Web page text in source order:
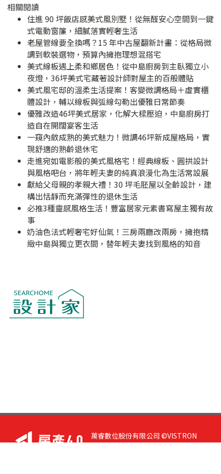
相關閱讀
住進 90 坪飯店感美式風別墅！從無醛安心空間到一鍵
式電動窗簾，細膩落實輕奢生活
老屋管線要全換嗎？15 年中古屋翻新計畫：從格局微
調到軟裝選物，預算內擁抱理想混搭宅
美式線板遇上柔和鄉居色！從中島廚房到主臥獨立小
夜燈，36坪美式宅藏著設計師對屋主的百般體貼
美式風宅邸的溫柔生活提案！客變微調格局＋虛實櫃
體設計，輔以線板與弧線勾勒出優雅日常節奏
優雅改造46坪美式居家，化解大樑壓迫，中島廚房打
造自在開闊宴客生活
一窺內斂成熟的美式魅力！微調46坪新成屋格局，實
現舒適的熟齡退休宅
走進宛如電影般的美式風格宅！經典線板、圓拱設計
與風格吧台，將年輕夫妻的純真浪漫化為生活常設展
獻給父母親的孝親大禮！30 坪毛胚屋以全齡設計，建
構出恬靜而充滿彈性的退休生活
必推3種靈感風格生活！豐富居家元素書寫屋主獨有故
事
奶油色法式輕奢宅好仙氣！三房兩廳改兩房，擁抱精
緻中島與獨立更衣間，替年輕夫妻找到風格的知音
萬睿數位股份有限公司 ©VISTRON
DIGITAL All Right Reserved. 若您有任